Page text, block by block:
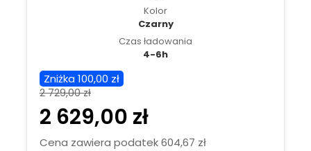
Kolor
Czarny
Czas ładowania
4-6h
Zniżka 100,00 zł
2 729,00 zł
2 629,00 zł
Cena zawiera podatek 604,67 zł